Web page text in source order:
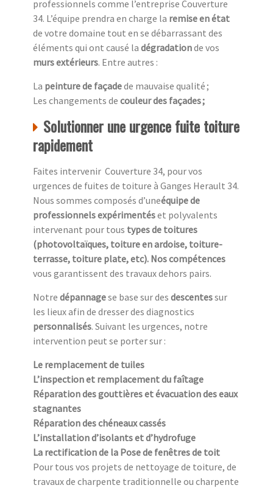
professionnels comme l’entreprise Couverture
34. L’équipe prendra en charge la remise en état
de votre domaine tout en se débarrassant des
éléments qui ont causé la dégradationde vos
murs extérieurs. Entre autres :
La peinture de façadede mauvaise qualité ;
Les changements de couleur des façades ;
Solutionner une urgence fuite toiture
rapidement
Faites intervenir Couverture 34, pour vos
urgences de fuites de toiture à Ganges Herault 34.
Nous sommes composés d’uneéquipe de
professionnels expérimentéset polyvalents
intervenant pour tous types de toitures
(photovoltaïques, toiture en ardoise, toiture-
terrasse, toiture plate, etc). Nos compétences
vous garantissent des travaux dehors pairs.
Notre dépannagese base sur des descentessur
les lieux afin de dresser des diagnostics
personnalisés. Suivant les urgences, notre
intervention peut se porter sur :
Le remplacement de tuiles
L’inspection et remplacement du faîtage
Réparation des gouttières et évacuation des eaux
stagnantes
Réparation des chéneaux cassés
L’installation d’isolants et d’hydrofuge
La rectification de la Pose de fenêtres de toit
Pour tous vos projets de nettoyage de toiture, de
travaux de charpente traditionnelle ou charpente